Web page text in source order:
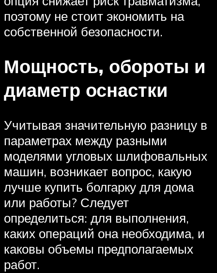
поэтому не стоит экономить на
собственной безопасности.
Мощность, обороты и
диаметр оснастки
Учитывая значительную разницу в
параметрах между разными
моделями угловых шлифовальных
машин, возникает вопрос, какую
лучше купить болгарку для дома
или работы? Следует
определиться: для выполнения,
каких операций она необходима, и
каковы объемы предполагаемых
работ.